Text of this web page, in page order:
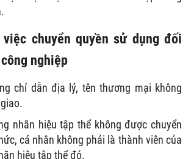
chuyển quyền sử dụng đối
nghiệp
chỉ dẫn địa lý, tên thương mại không
nhãn hiệu tập thể không được chuyển
cá nhân không phải là thành viên của
hiệu tập thể đó.